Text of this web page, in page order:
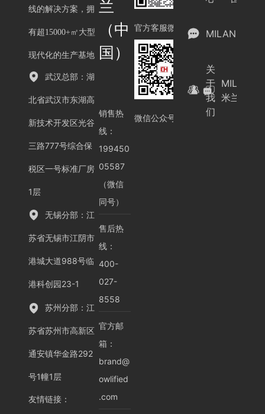
线的解决方案，拥
有超15000+㎡大型
现代化的生产基地
武汉总部：湖
北省武汉市东湖高
新技术开发区光谷
三路777号综合保
税区一号标准厂房
1层
无锡分部：江
苏省无锡市江阴市
港城大道988号临
港科创园23-1
苏州分部：江
苏省苏州市高新区
通安镇华金路292
号1幢1层
友情链接：
兰
（中
国）
销售热
线：
199450
05587
（微信
同号）
售后热
线：
400-
027-
8558
官方邮
箱：
brand@
owlified
.com
官方客服微信
微信公众号
MILAN.COM
关
于
我
们
米兰（中